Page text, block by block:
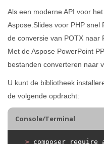
Als een moderne API voor
Aspose.Slides voor PHP snel
de conversie van POTX naar
Met de Aspose PowerPoint
bestanden converteren naar
U kunt de bibliotheek
de volgende opdracht:
Console/Terminal
> composer require